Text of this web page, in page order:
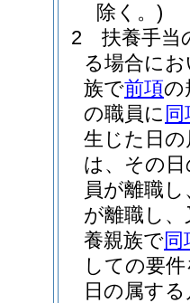
除く。)
2
扶養手当
る場合に
族で前項の
の職員に
生じた日
は、その
員が離職
が離職し
養親族で同
しての要
日の属する